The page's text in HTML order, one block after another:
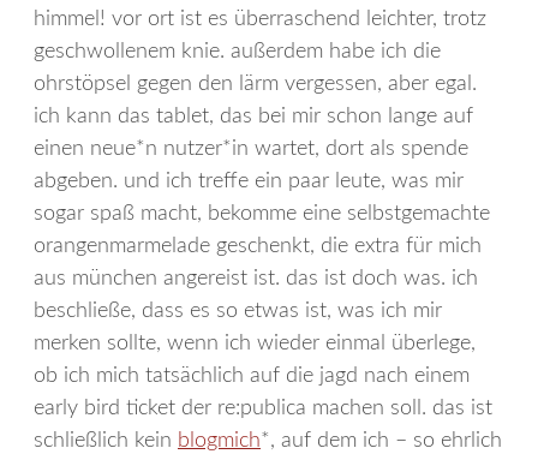
himmel! vor ort ist es überraschend leichter, trotz
geschwollenem knie. außerdem habe ich die
ohrstöpsel gegen den lärm vergessen, aber egal.
ich kann das tablet, das bei mir schon lange auf
einen neue*n nutzer*in wartet, dort als spende
abgeben. und ich treffe ein paar leute, was mir
sogar spaß macht, bekomme eine selbstgemachte
orangenmarmelade geschenkt, die extra für mich
aus münchen angereist ist. das ist doch was. ich
beschließe, dass es so etwas ist, was ich mir
merken sollte, wenn ich wieder einmal überlege,
ob ich mich tatsächlich auf die jagd nach einem
early bird ticket der re:publica machen soll. das ist
schließlich kein blogmich*, auf dem ich – so ehrlich